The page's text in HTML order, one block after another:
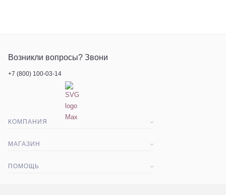
КОМПАНИЯ
МАГАЗИН
ПОМОЩЬ
Возникли вопросы? Звони
+7 (800) 100-03-14